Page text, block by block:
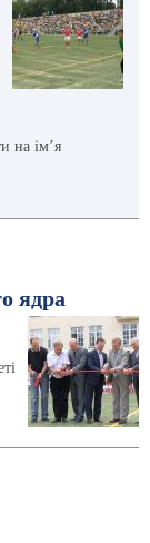
на ім’я
ядра